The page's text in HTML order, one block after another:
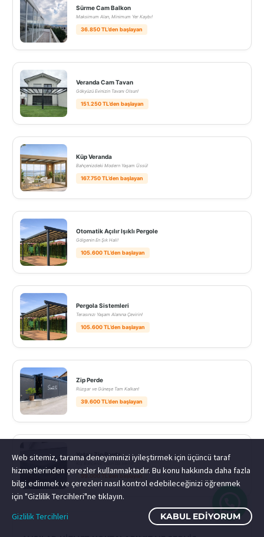
Sürme Cam Balkon
Maksimum Alan, Minimum Yer Kaybı!
36.850 TL’den başlayan
Veranda Cam Tavan
Gökyüzü Evinizin Tavanı Olsun!
151.250 TL’den başlayan
Küp Veranda
Bahçenizdeki Modern Yaşam Üssü!
167.750 TL’den başlayan
Otomatik Açılır Işıklı Pergole
Gölgenin En Şık Hali!
105.600 TL’den başlayan
Pergola Sistemleri
Terasınızı Yaşam Alanına Çevirin!
105.600 TL’den başlayan
Zip Perde
Rüzgar ve Güneşe Tam Kalkan!
39.600 TL’den başlayan
Yatay Zip Perde
Kış Bahçeniz Yazın Da Serin!
Web sitemiz, tarama deneyiminizi iyileştirmek için üçüncü taraf
hizmetlerinden çerezler kullanmaktadır. Bu konu hakkında daha fazla
bilgi edinmek ve çerezleri nasıl kontrol edebileceğinizi öğrenmek
için "Gizlilik Tercihleri"ne tıklayın.
Gizlilik Tercihleri
KABUL EDIYORUM